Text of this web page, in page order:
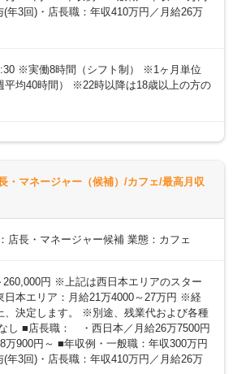
(年3回)・店長職：年収410万円／月給26万
※実働8時間（シフト制） ※1ヶ月単位
平均40時間） ※22時以降は18歳以上の方の
・マネージャー（候補）/カフェ/最高月収
店長・マネージャー候補 業態：カフェ
260,000円 ※上記は西日本エリアのスター
日本エリア：月給21万4000～27万円 ※経
、決定します。 ※別途、残業代および各種
し ■店長職： ・西日本／月給26万7500円
900円～ ■年収例・一般職：年収300万円
(年3回)・店長職：年収410万円／月給26万